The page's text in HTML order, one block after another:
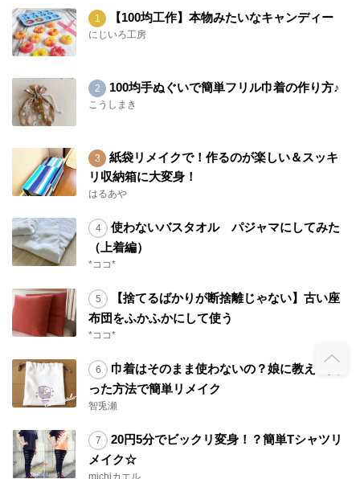
【100均工作】本物みたいなキャンディー
にじいろ工房
100均手ぬぐいで簡単フリル巾着の作り方♪
こうしまき
紙袋リメイクで！作るのが楽しい＆スッキ
リ収納箱に大変身！
はるあや
使わないバスタオル パジャマにしてみた
（上着編）
*ココ*
【捨てるばかりが断捨離じゃない】古い座
布団をふかふかにして使う
*ココ*
巾着はそのまま使わないの？娘に教えて貰
った方法で簡単リメイク
智兎瀬
20円5分でビックリ変身！？簡単Tシャツリ
メイク☆
michiカエル